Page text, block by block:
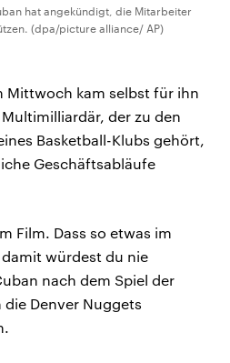
hat angekündigt, die Mitarbeiter
(dpa/picture alliance/ AP)
Mittwoch kam selbst für ihn
der zu den
Basketball-Klubs gehört,
Geschäftsabläufe
Film. Dass so etwas im
würdest du nie
nach dem Spiel der
die Denver Nuggets